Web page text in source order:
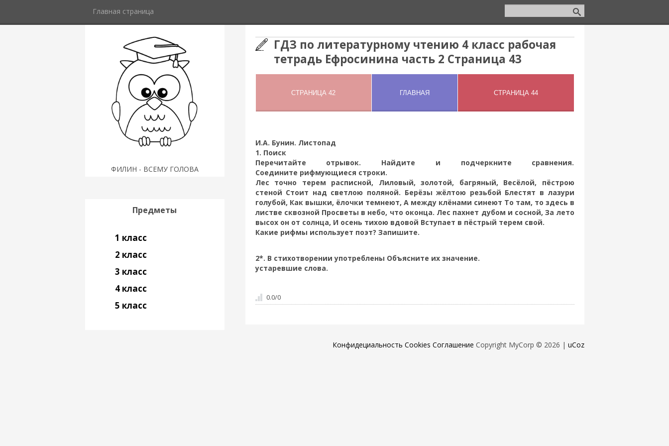
Главная страница
ФИЛИН - ВСЕМУ ГОЛОВА
ГДЗ по литературному чтению 4 класс рабочая
тетрадь Ефросинина часть 2 Страница 43
И.А. Бунин. Листопад
1. Поиск
Перечитайте отрывок. Найдите и подчеркните сравнения.
Соедините рифмующиеся строки.
Лес точно терем расписной, Лиловый, золотой, багряный, Весёлой, пёстрою
стеной Стоит над светлою поляной. Берёзы жёлтою резьбой Блестят в лазури
голубой, Как вышки, ёлочки темнеют, А между клёнами синеют То там, то здесь в
листве сквозной Просветы в небо, что оконца. Лес пахнет дубом и сосной, За лето
высох он от солнца, И осень тихою вдовой Вступает в пёстрый терем свой.
Какие рифмы использует поэт? Запишите.
2*. В стихотворении употреблены Объясните их значение.
устаревшие слова.
0.0/0
Предметы
1 класс
2 класс
3 класс
4 класс
5 класс
Конфидециальность Cookies Соглашение Copyright MyCorp © 2026 | uCoz